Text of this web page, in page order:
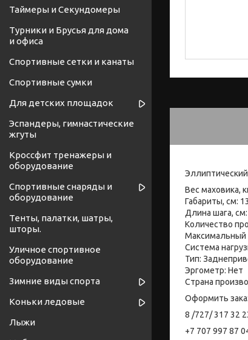
Вес маховика,
Габариты, см:
Длина шага,
Количество
Максимальный
Система
Тип:
Эргометр: Нет
Страна
Оформить
8 /727/ 317 32
+7 707 997 87
Таймеры и Секундомеры
Турники и Брусья для дома
и офиса
Спортивные cетки и канаты
Спортивные сумки
Для детских площадок
Эспандеры, гимнастические
жгуты
Кроссфит тренажеры и
оборудование
Спортивные снаряды и
оборудование
Тенты, палатки, шатры,
шторы.
Уличное спортивное
оборудование
Зимние виды спорта
Коньки ледовые
Лыжи